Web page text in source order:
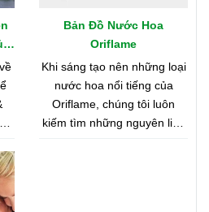
Bản Đồ Nước Hoa
Oriflame
Khi sáng tạo nên những loại
nước hoa nổi tiếng của
Oriflame, chúng tôi luôn
kiếm tìm những nguyên liệu